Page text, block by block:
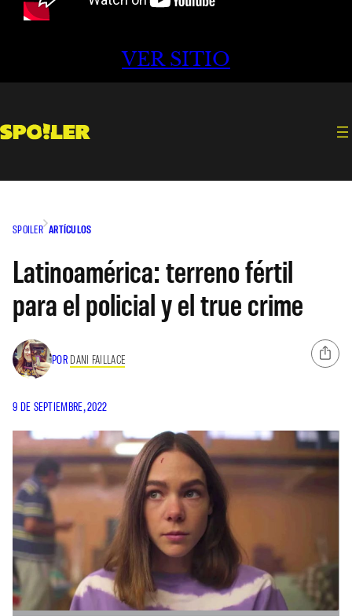
VER SITIO
SPOILER ARTÍCULOS
Latinoamérica: terreno fértil
para el policial y el true crime
POR DANI FAILLACE
9 DE SEPTIEMBRE, 2022